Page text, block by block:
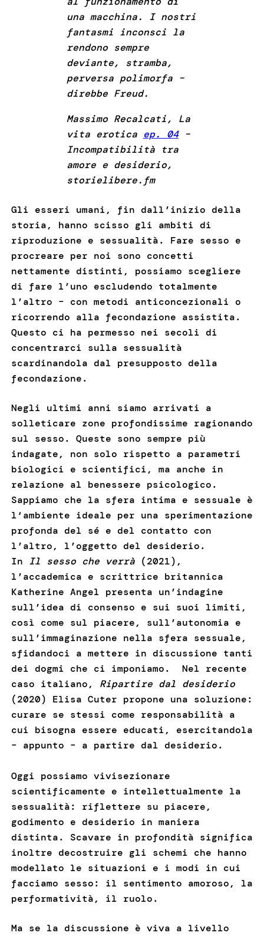
una macchina. I nostri
fantasmi inconsci la
rendono sempre
deviante, stramba,
perversa polimorfa –
direbbe Freud.
Massimo Recalcati, La
vita erotica ep. 04–
Incompatibilità tra
amore e desiderio,
storielibere.fm
Gli esseri umani, fin dall’inizio della
storia, hanno scisso gli ambiti di
riproduzione e sessualità. Fare sesso e
procreare per noi sono concetti
nettamente distinti, possiamo scegliere
di fare l’uno escludendo totalmente
l’altro – con metodi anticoncezionali o
ricorrendo alla fecondazione assistita.
Questo ci ha permesso nei secoli di
concentrarci sulla sessualità
scardinandola dal presupposto della
fecondazione.
Negli ultimi anni siamo arrivati a
solleticare zone profondissime ragionando
sul sesso. Queste sono sempre più
indagate, non solo rispetto a parametri
biologici e scientifici, ma anche in
relazione al benessere psicologico.
Sappiamo che la sfera intima e sessuale è
l‘ambiente ideale per una sperimentazione
profonda del sé e del contatto con
l’altro, l’oggetto del desiderio.
In Il sesso che verrà (2021),
l’accademica e scrittrice britannica
Katherine Angel presenta un’indagine
sull’idea di consenso e sui suoi limiti,
così come sul piacere, sull’autonomia e
sull’immaginazione nella sfera sessuale,
sfidandoci a mettere in discussione tanti
dei dogmi che ci imponiamo. Nel recente
caso italiano, Ripartire dal desiderio
(2020) Elisa Cuter propone una soluzione:
curare se stessi come responsabilità a
cui bisogna essere educati, esercitandola
– appunto – a partire dal desiderio.
Oggi possiamo vivisezionare
scientificamente e intellettualmente la
sessualità: riflettere su piacere,
godimento e desiderio in maniera
distinta. Scavare in profondità significa
inoltre decostruire gli schemi che hanno
modellato le situazioni e i modi in cui
facciamo sesso: il sentimento amoroso, la
performatività, il ruolo.
Ma se la discussione è viva a livello